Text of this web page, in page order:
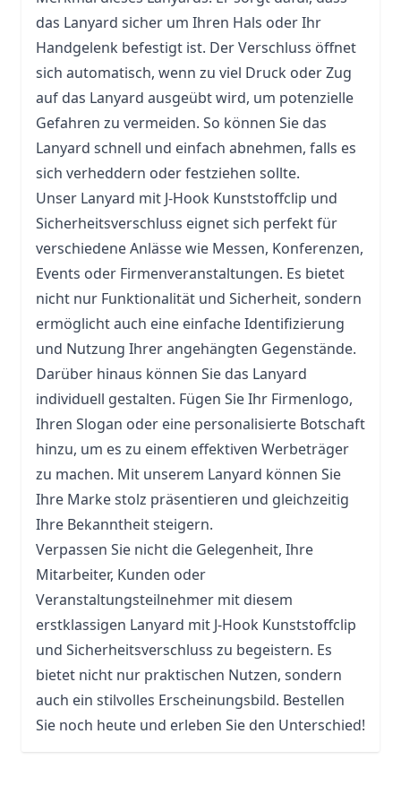
das Lanyard sicher um Ihren Hals oder Ihr
Handgelenk befestigt ist. Der Verschluss öffnet
sich automatisch, wenn zu viel Druck oder Zug
auf das Lanyard ausgeübt wird, um potenzielle
Gefahren zu vermeiden. So können Sie das
Lanyard schnell und einfach abnehmen, falls es
sich verheddern oder festziehen sollte.
Unser Lanyard mit J-Hook Kunststoffclip und
Sicherheitsverschluss eignet sich perfekt für
verschiedene Anlässe wie Messen, Konferenzen,
Events oder Firmenveranstaltungen. Es bietet
nicht nur Funktionalität und Sicherheit, sondern
ermöglicht auch eine einfache Identifizierung
und Nutzung Ihrer angehängten Gegenstände.
Darüber hinaus können Sie das Lanyard
individuell gestalten. Fügen Sie Ihr Firmenlogo,
Ihren Slogan oder eine personalisierte Botschaft
hinzu, um es zu einem effektiven Werbeträger
zu machen. Mit unserem Lanyard können Sie
Ihre Marke stolz präsentieren und gleichzeitig
Ihre Bekanntheit steigern.
Verpassen Sie nicht die Gelegenheit, Ihre
Mitarbeiter, Kunden oder
Veranstaltungsteilnehmer mit diesem
erstklassigen Lanyard mit J-Hook Kunststoffclip
und Sicherheitsverschluss zu begeistern. Es
bietet nicht nur praktischen Nutzen, sondern
auch ein stilvolles Erscheinungsbild. Bestellen
Sie noch heute und erleben Sie den Unterschied!